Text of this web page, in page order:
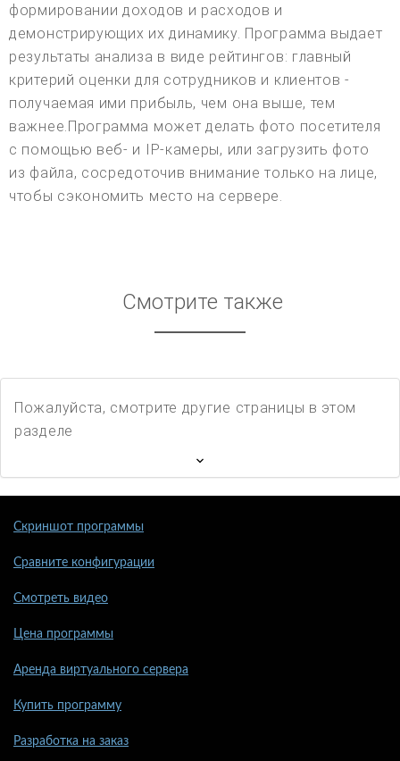
формировании доходов и расходов и
демонстрирующих их динамику. Программа выдает
результаты анализа в виде рейтингов: главный
критерий оценки для сотрудников и клиентов -
получаемая ими прибыль, чем она выше, тем
важнее.Программа может делать фото посетителя
с помощью веб- и IP-камеры, или загрузить фото
из файла, сосредоточив внимание только на лице,
чтобы сэкономить место на сервере.
Смотрите также
Пожалуйста, смотрите другие страницы в этом
разделе
Скриншот программы
Сравните конфигурации
Смотреть видео
Цена программы
Аренда виртуального сервера
Купить программу
Разработка на заказ